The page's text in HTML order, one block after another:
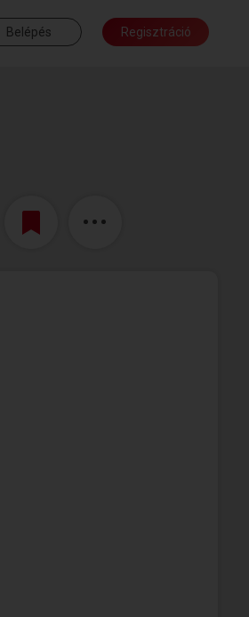
Belépés Regisztráció